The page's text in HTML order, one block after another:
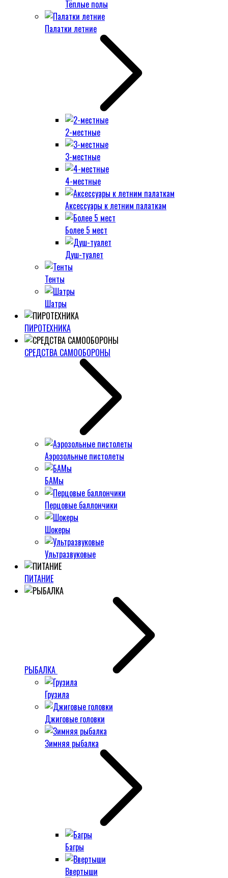
Тёплые полы
Палатки летние
2-местные
3-местные
4-местные
Аксессуары к летним палаткам
Более 5 мест
Душ-туалет
Тенты
Шатры
ПИРОТЕХНИКА
СРЕДСТВА САМООБОРОНЫ
Аэрозольные пистолеты
БАМы
Перцовые баллончики
Шокеры
Ультразвуковые
ПИТАНИЕ
РЫБАЛКА
Грузила
Джиговые головки
Зимняя рыбалка
Багры
Ввертыши